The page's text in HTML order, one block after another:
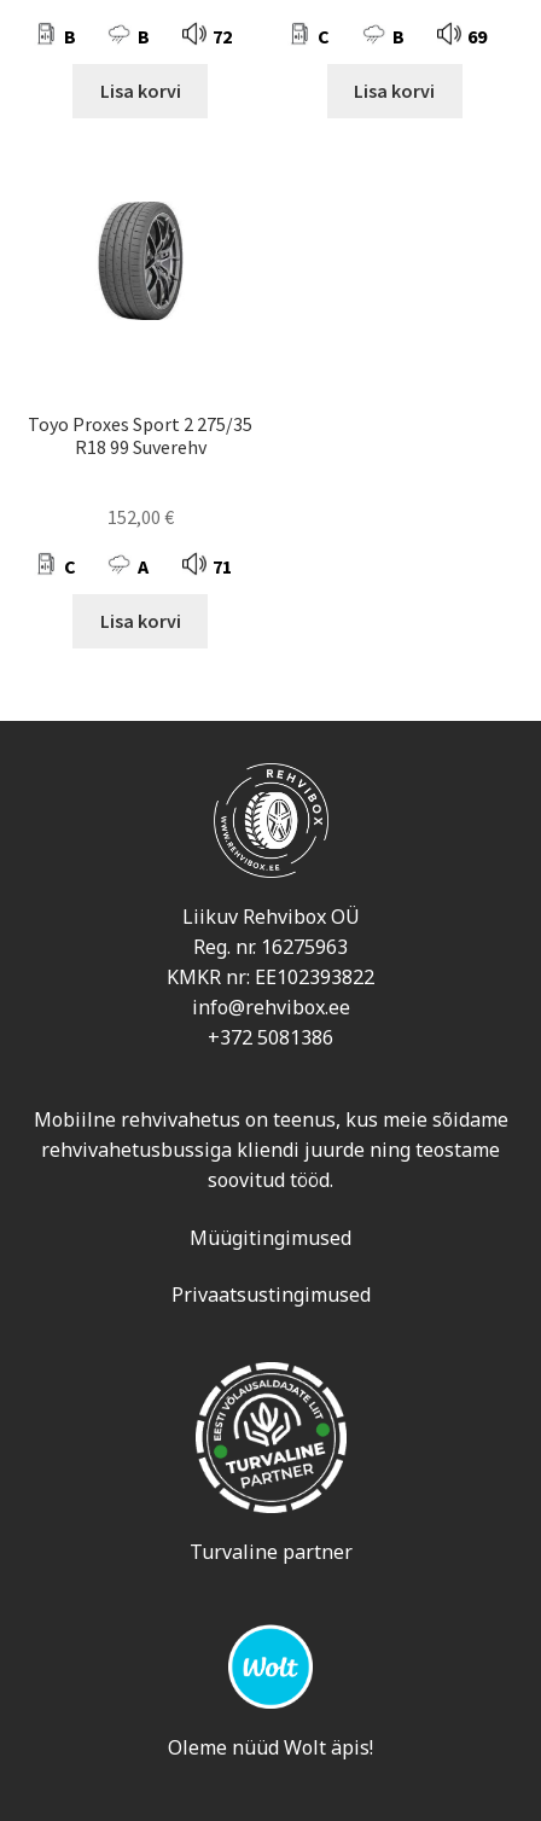
B B 72
Lisa korvi
C B 69
Lisa korvi
Toyo Proxes Sport 2 275/35
R18 99 Suverehv
152,00 €
C A 71
Lisa korvi
Liikuv Rehvibox OÜ
Reg. nr. 16275963
KMKR nr: EE102393822
info@rehvibox.ee
+372 5081386
Mobiilne rehvivahetus on teenus, kus meie sõidame
rehvivahetusbussiga kliendi juurde ning teostame
soovitud tööd.
Müügitingimused
Privaatsustingimused
Turvaline partner
Oleme nüüd Wolt äpis!